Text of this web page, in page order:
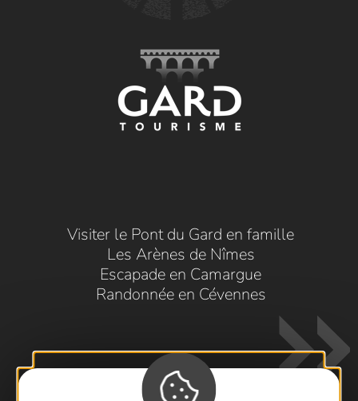
Visiter le Pont du Gard en famille
Les Arènes de Nîmes
Escapade en Camargue
Randonnée en Cévennes